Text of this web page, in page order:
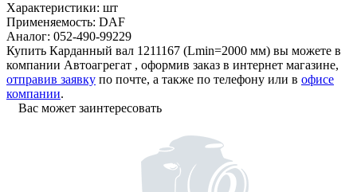
Характеристики: шт
Применяемость: DAF
Аналог: 052-490-99229
Купить Карданный вал 1211167 (Lmin=2000 мм) вы можете в
компании Автоагрегат , оформив заказ в интернет магазине,
отправив заявку по почте, а также по телефону или в офисе
компании.
Вас может заинтересовать